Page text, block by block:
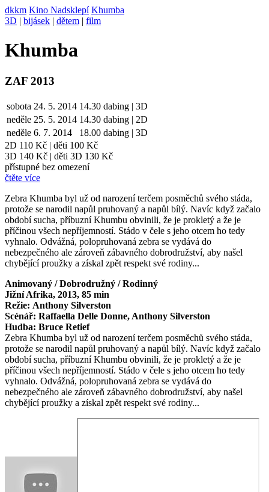
dkkm Kino Nadsklepí Khumba
3D | bijásek | dětem | film
Khumba
ZAF 2013
sobota 24. 5. 2014 14.30 dabing | 3D
neděle 25. 5. 2014 14.30 dabing | 2D
neděle 6. 7. 2014 18.00 dabing | 3D
2D 110 Kč | děti 100 Kč
3D 140 Kč | děti 3D 130 Kč
přístupné bez omezení
čtěte více
Zebra Khumba byl už od narození terčem posměchů svého stáda,
protože se narodil napůl pruhovaný a napůl bílý. Navíc když začalo
období sucha, příbuzní Khumbu obvinili, že je prokletý a že je
příčinou všech nepříjemností. Stádo v čele s jeho otcem ho tedy
vyhnalo. Odvážná, polopruhovaná zebra se vydává do
nebezpečného ale zároveň zábavného dobrodružství, aby našel
chybějící proužky a získal zpět respekt své rodiny...
Animovaný / Dobrodružný / Rodinný
Jižní Afrika, 2013, 85 min
Režie: Anthony Silverston
Scénář: Raffaella Delle Donne, Anthony Silverston
Hudba: Bruce Retief
Zebra Khumba byl už od narození terčem posměchů svého stáda,
protože se narodil napůl pruhovaný a napůl bílý. Navíc když začalo
období sucha, příbuzní Khumbu obvinili, že je prokletý a že je
příčinou všech nepříjemností. Stádo v čele s jeho otcem ho tedy
vyhnalo. Odvážná, polopruhovaná zebra se vydává do
nebezpečného ale zároveň zábavného dobrodružství, aby našel
chybějící proužky a získal zpět respekt své rodiny...